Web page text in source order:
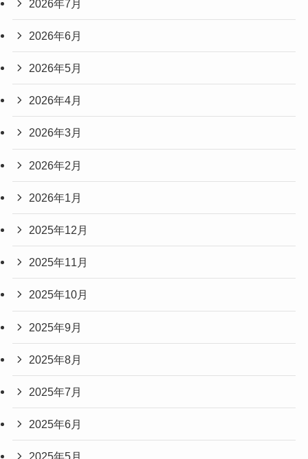
2026年7月
2026年6月
2026年5月
2026年4月
2026年3月
2026年2月
2026年1月
2025年12月
2025年11月
2025年10月
2025年9月
2025年8月
2025年7月
2025年6月
2025年5月